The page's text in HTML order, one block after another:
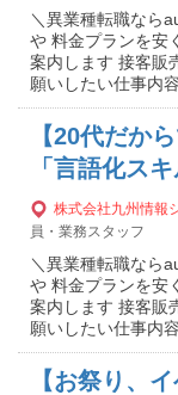
＼異業種転職なら
や 料金プランを安
案内します 接客販
願いしたい仕事内
【20代だか
「言語化ス
株式会社九州情報
員・業務スタッフ
＼異業種転職なら
や 料金プランを安
案内します 接客販
願いしたい仕事内
【お祭り、